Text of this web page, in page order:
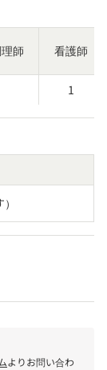
師 看護師
1
よりお問い合わ